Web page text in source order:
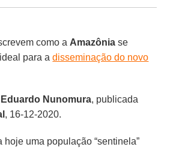
como a Amazônia se
para adisseminação do novo
Eduardo Nunomura, publicada
, 16-12-2020.
hoje uma população “sentinela”